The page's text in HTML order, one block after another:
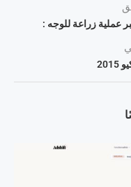
عملية زراعة للوجه :